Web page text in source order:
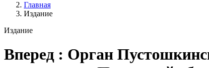
Главная
Издание
Издание
Вперед : Орган